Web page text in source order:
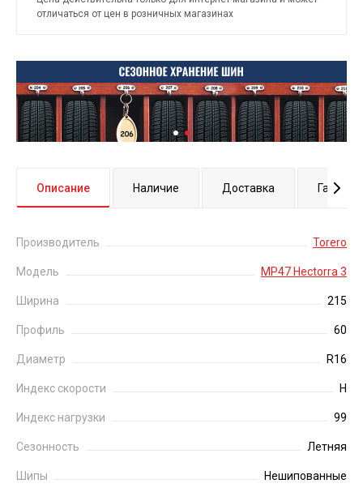
отличаться от цен в розничных магазинах
Описание Наличие Доставка
Производитель Torero
Модель MP47 Hectorra 3
Ширина 215
Профиль 60
Диаметр R16
Индекс скорости H
Индекс нагрузки 99
Сезонность Летняя
Шипы Нешипованные